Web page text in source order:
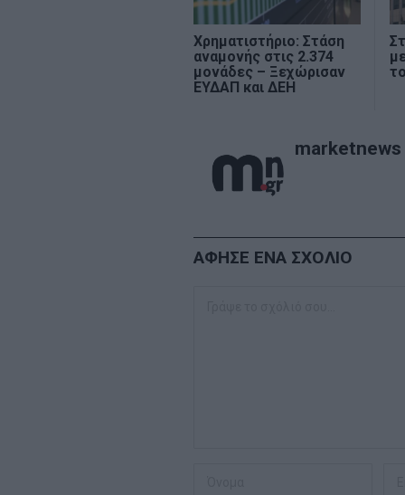
Χρηματιστήριο: Στάση
αναμονής στις 2.374
μονάδες – Ξεχώρισαν
ΕΥΔΑΠ και ΔΕΗ
marketnews
ΑΦΗΣΕ ΕΝΑ ΣΧΟΛΙΟ